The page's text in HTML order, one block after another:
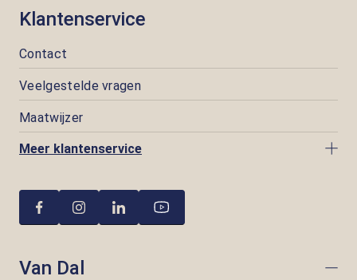
Klantenservice
Contact
Veelgestelde vragen
Maatwijzer
Meer klantenservice
Van Dal